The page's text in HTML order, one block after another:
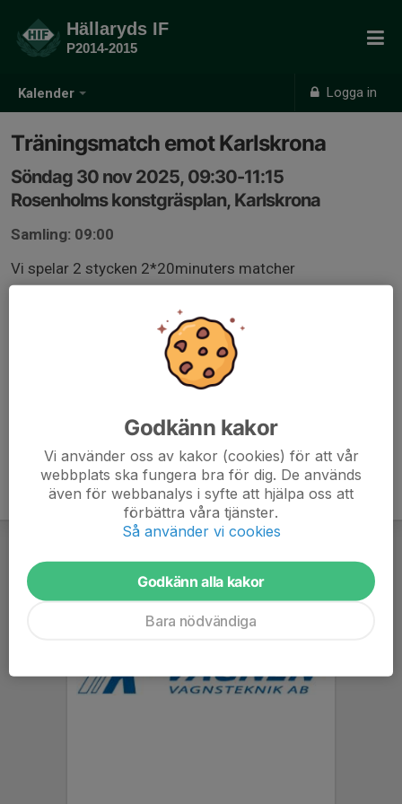
Kalender Logga in
Hällaryds IF
P2014-2015
Träningsmatch emot Karlskrona
Söndag 30 nov 2025, 09:30-11:15
Rosenholms konstgräsplan, Karlskrona
Samling: 09:00
Vi spelar 2 stycken 2*20minuters matcher
Godkänn kakor
Vi använder oss av kakor (cookies) för att vår
webbplats ska fungera bra för dig. De används
även för webbanalys i syfte att hjälpa oss att
förbättra våra tjänster.
Så använder vi cookies
Godkänn alla kakor
Bara nödvändiga